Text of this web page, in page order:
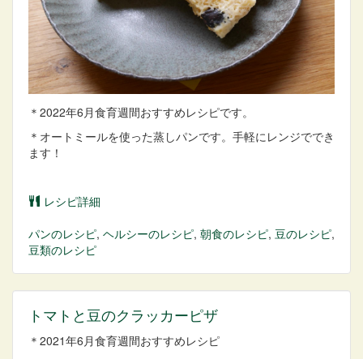
＊2022年6月食育週間おすすめレシピです。
＊オートミールを使った蒸しパンです。手軽にレンジででき
ます！
レシピ詳細
パンのレシピ, ヘルシーのレシピ, 朝食のレシピ, 豆のレシピ,
豆類のレシピ
トマトと豆のクラッカーピザ
＊2021年6月食育週間おすすめレシピ